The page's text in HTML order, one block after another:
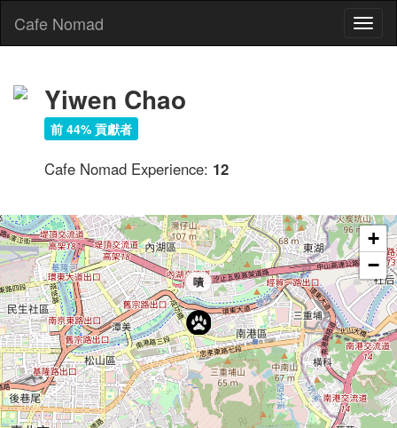
Cafe Nomad
Yiwen Chao
前 44% 貢獻者
Cafe Nomad Experience: 12
嘖
+
−